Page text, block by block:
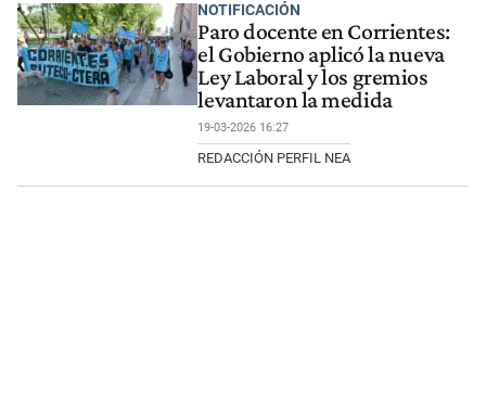
NOTIFICACIÓN
Paro docente en Corrientes:
el Gobierno aplicó la nueva
Ley Laboral y los gremios
levantaron la medida
19-03-2026 16:27
REDACCIÓN PERFIL NEA